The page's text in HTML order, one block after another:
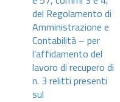
del Regolamento di
Amministrazione e
Contabilità – per
l’affidamento del
lavoro di recupero di
n. 3 relitti presenti
sul